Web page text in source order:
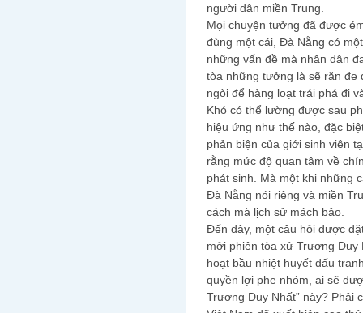
người dân miền Trung.
Mọi chuyện tưởng đã được
đùng một cái, Đà Nẵng có
những vấn đề mà nhân dân
tòa những tưởng là sẽ răn đe
ngòi để hàng loạt trái phá đi
Khó có thể lường được sau
hiệu ứng như thế nào, đặc
phản biện của giới sinh viên
rằng mức độ quan tâm về
phát sinh. Mà một khi những
Đà Nẵng nói riêng và miền
cách mà lịch sử mách bảo.
Đến đây, một câu hỏi được
mởi phiên tòa xử Trương Duy
hoạt bầu nhiệt huyết đấu
quyền lợi phe nhóm, ai sẽ
Trương Duy Nhất” này? Phải